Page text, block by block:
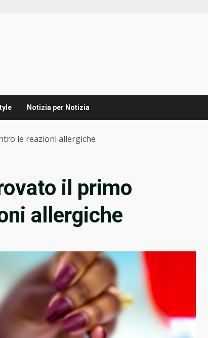
Notizia per Notizia
le reazioni allergiche
il primo
allergiche